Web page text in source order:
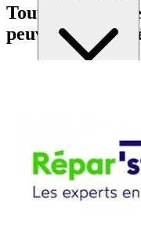
Tout comme
peuvent vous